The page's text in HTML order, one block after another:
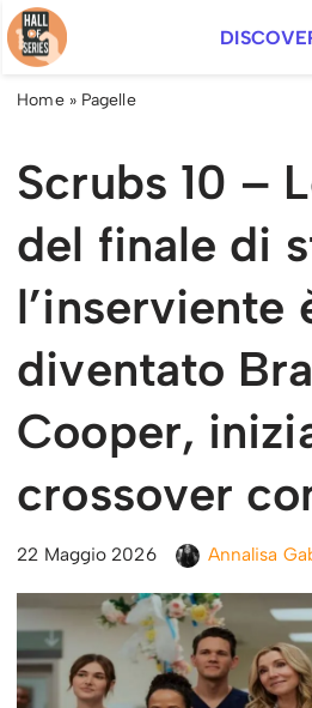
Vai
al
Home» Pagelle
Scrubs 10 –
del finale di
l’inserviente
diventato
Cooper,
crossover
22 Maggio 2026 Annalisa